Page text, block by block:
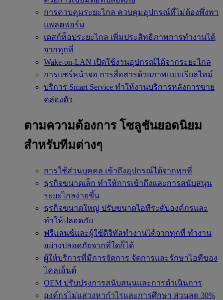
การควบคุมระยะไกล ควบคุมอุปกรณ์ที่ไม่ต้องพึ่งพา
แพลตฟอร์ม
เดสก์ท็อประยะไกล เพิ่มประสิทธิภาพการทำงานได้
จากทุกที่
Wake-on-LAN เปิดใช้งานอุปกรณ์ได้จากระยะไกล
การแชร์หน้าจอ การสื่อสารด้วยภาพแบบเรียลไทม์
บริการ Smart Service ทำให้งานบริการหลังการขาย
คล่องตัว
ตามความต้องการ โซลูชันยอดนิยม
สำหรับทีมต่างๆ
การใช้ส่วนบุคคล เข้าถึงอุปกรณ์ได้จากทุกที่
ธุรกิจขนาดเล็ก ทำให้การเข้าถึงและการสนับสนุน
ระยะไกลง่ายขึ้น
ธุรกิจขนาดใหญ่ ปรับขนาดไอทีระดับองค์กรและ
ทำให้ปลอดภัย
ฟรีแลนซ์และผู้ใช้ดิจิทัลทำงานได้จากทุกที่ ทำงาน
อย่างปลอดภัยจากที่ใดก็ได้
ผู้ให้บริการที่มีการจัดการ จัดการและรักษาไอทีของ
ไคลเอ็นต์
OEM ปรับปรุงการสนับสนุนและการดำเนินการ
องค์กรไม่แสวงหากำไรและการศึกษา ส่วนลด 30%